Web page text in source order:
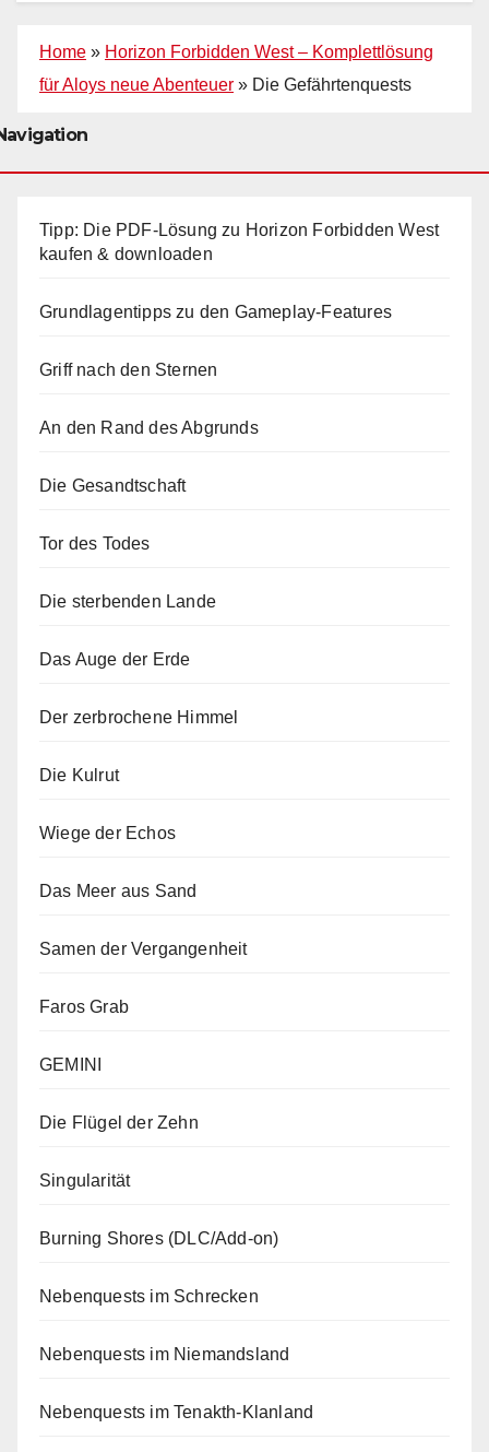
Home » Horizon Forbidden West – Komplettlösung
für Aloys neue Abenteuer » Die Gefährtenquests
Tipp: Die PDF-Lösung zu Horizon Forbidden West
kaufen & downloaden
Grundlagentipps zu den Gameplay-Features
Griff nach den Sternen
An den Rand des Abgrunds
Die Gesandtschaft
Tor des Todes
Die sterbenden Lande
Das Auge der Erde
Der zerbrochene Himmel
Die Kulrut
Wiege der Echos
Das Meer aus Sand
Samen der Vergangenheit
Faros Grab
GEMINI
Die Flügel der Zehn
Singularität
Burning Shores (DLC/Add-on)
Nebenquests im Schrecken
Nebenquests im Niemandsland
Nebenquests im Tenakth-Klanland